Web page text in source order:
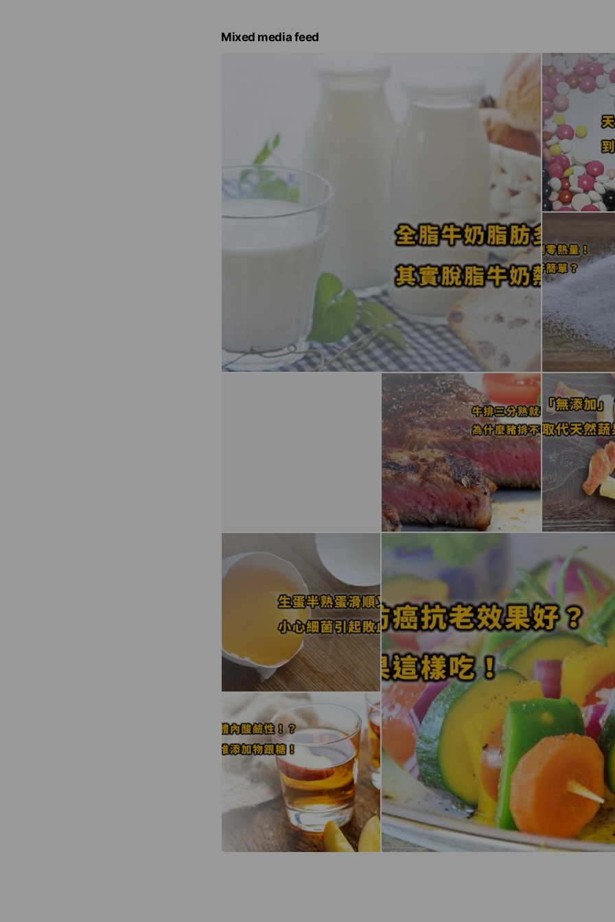
投入食品領域十年，我一直期許自己成為食品安全的專業把關者。 沒想到2013年，我
看著擔心憂慮的家族長輩，從事食品業多年、擁有食安專業的我，不禁思考著：究竟我
近年來，食品安全事件一次次發生，而黑心廠商的罰責卻一次次讓我們失望。
雖然我們只是無力的渺小民眾，但我相信，我們還是有許多方法可以保護自己與家人。
只要讓食品安全的資訊變得更親民好懂，讓大眾多具備一些食安常識，就有能力靠自己
品，可以在這個充滿食安危機的年代，保有那份，你我本該擁有的，屬於吃的幸福。
因此，我動筆寫下了《安心食代》的每一篇文章，力求提供最貼近生活的食品安全知識
沒有說清楚的秘密，不再讓每一位祈求安心飲食的我們成為無辜的受害者。
免費提供最貼近生活的食安資訊，並且一定要來逛逛，最貼近生活的食安知識網︰ 安心
https://food543.com
為了讓我自己還有家人吃得放心，我也親自研製了一系列安心的產品，如果您也挑不到
保證它不會讓您失望的，歡迎逛逛：https://rifi.cc/安心產品/line-story
如有您有任何安心食代產品疑問，歡迎直接在LINE發問，讓我們一起守護家人的健康！
Mixed media feed